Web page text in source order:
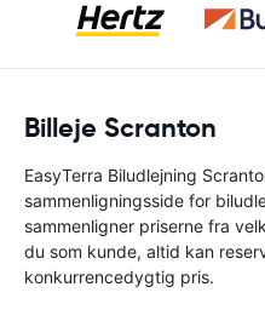
Billeje Scranton
EasyTerra Biludlejning
sammenligningsside for
sammenligner priserne fra
du som kunde, altid kan
konkurrencedygtig pris.